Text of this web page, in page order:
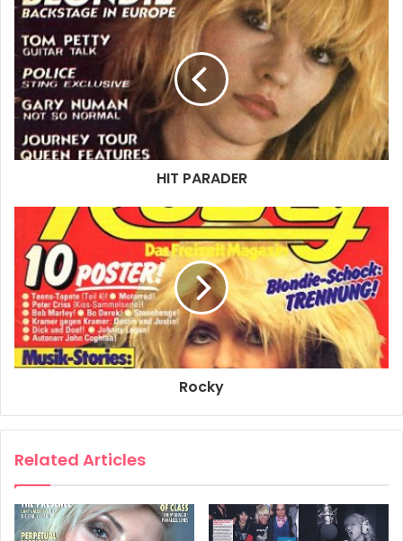
juli ’80/July 1980
Het vr uwen-leger rukt op!
Op de concertpodia en op de hitparades wankelt de
mannentroon. Een heel leger vrouwen lijkt de rock-bizz te
gaan veroveren. Namen? Debbie Harry, Kate Bush, Sue
Saad, Chrissie Hynde, Martha Davis, Ellen Foley, Inga
Rumpf, Nina Hagen, Pat Benatar, Annie Golden, Rachel
Sweet, Lene Lovich. Het zijn er maar een paar van de vele
tientallen die zich bedienen van een meedogenloos
wapen: de rock ‘n’roll. In deze ME- Extra aandacht voor
een nieuw verschijnsel: de opkomst van de vrouwen-
rock…
Het is eigenlijk nooit anders geweest. Sinds het bestaan
van de rock ‘n’ roll is deze het domein geweest van
mannen mannen en nog eens mannen. En als er dan eens
voornamelijk in dienst genomen om als lokkertje te
fungeren. Ze moest bijvoorbeeld platen slijten aan
mannen. Letterlijk dus haar zaakjes aan de man brengen.
Natuurlijk, op het grillige pad der artiesten waren ze er
HIT PARADER
Rocky
Related Articles